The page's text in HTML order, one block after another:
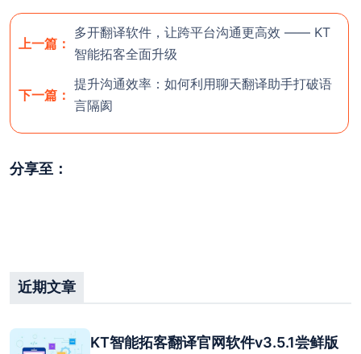
上一篇：
多开翻译软件，让跨平台沟通更高效 —— KT
智能拓客全面升级
下一篇：
提升沟通效率：如何利用聊天翻译助手打破语
言隔阂
分享至：
近期文章
KT智能拓客翻译官网软件v3.5.1尝鲜版
关闭 开通团队后台